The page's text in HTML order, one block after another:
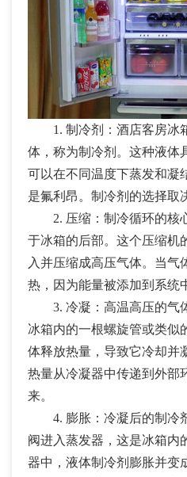
1. 制冷剂：酒店客房冰
体，称为制冷剂。这种液体
可以在不同温度下蒸发和凝
是氟利昂。制冷剂的选择取
2. 压缩：制冷循环的核
于冰箱的后部。这个压缩机
入并压缩成高压气体。当气
热，因为能量被添加到系统
3. 冷凝：高温高压的气
冰箱内的一根螺旋管或类似
体释放热量，导致它冷却并
热量从冷凝器中传递到外部
来。
4. 膨胀：冷凝后的制冷
阀进入蒸发器，这是冰箱内
器中，液体制冷剂膨胀并变